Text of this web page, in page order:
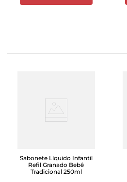
Sabonete Líquido Infantil
Refil Granado Bebê
Tradicional 250ml